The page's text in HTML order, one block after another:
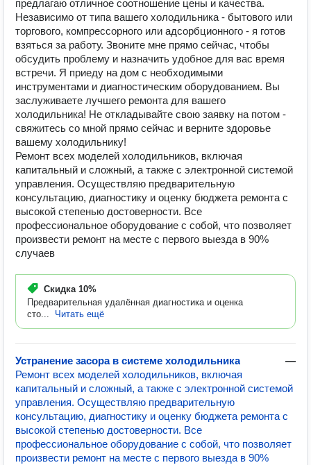
предлагаю отличное соотношение цены и качества.
Независимо от типа вашего холодильника - бытового или
торгового, компрессорного или адсорбционного - я готов
взяться за работу. Звоните мне прямо сейчас, чтобы
обсудить проблему и назначить удобное для вас время
встречи. Я приеду на дом с необходимыми
инструментами и диагностическим оборудованием. Вы
заслуживаете лучшего ремонта для вашего
холодильника! Не откладывайте свою заявку на потом -
свяжитесь со мной прямо сейчас и верните здоровье
вашему холодильнику!
Ремонт всех моделей холодильников, включая
капитальный и сложный, а также с электронной системой
управления. Осуществляю предварительную
консультацию, диагностику и оценку бюджета ремонта с
высокой степенью достоверности. Все
профессиональное оборудование с собой, что позволяет
произвести ремонт на месте с первого выезда в 90%
случаев
Скидка 10%
Предварительная удалённая диагностика и оценка
сто...
Читать ещё
Устранение засора в системе холодильника
—
Ремонт всех моделей холодильников, включая
капитальный и сложный, а также с электронной системой
управления. Осуществляю предварительную
консультацию, диагностику и оценку бюджета ремонта с
высокой степенью достоверности. Все
профессиональное оборудование с собой, что позволяет
произвести ремонт на месте с первого выезда в 90%